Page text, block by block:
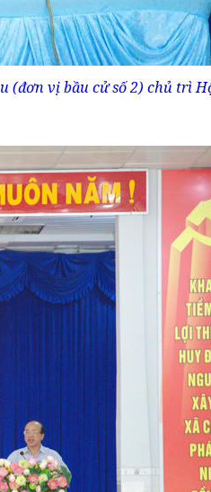
(đơn vị bầu cử số 2) chủ trì